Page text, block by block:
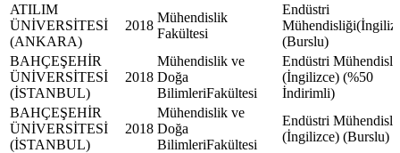
ATILIM
ÜNİVERSİTESİ
(ANKARA)
2018
Mühendislik
Fakültesi
Endüstri
(Burslu)
BAHÇEŞEHİR
ÜNİVERSİTESİ
(İSTANBUL)
2018
Mühendislik ve
Doğa
BilimleriFakültesi
Endüstri
(İngilizce) (%50
İndirimli)
BAHÇEŞEHİR
ÜNİVERSİTESİ
(İSTANBUL)
2018
Mühendislik ve
Doğa
BilimleriFakültesi
Endüstri
(İngilizce) (Burslu)